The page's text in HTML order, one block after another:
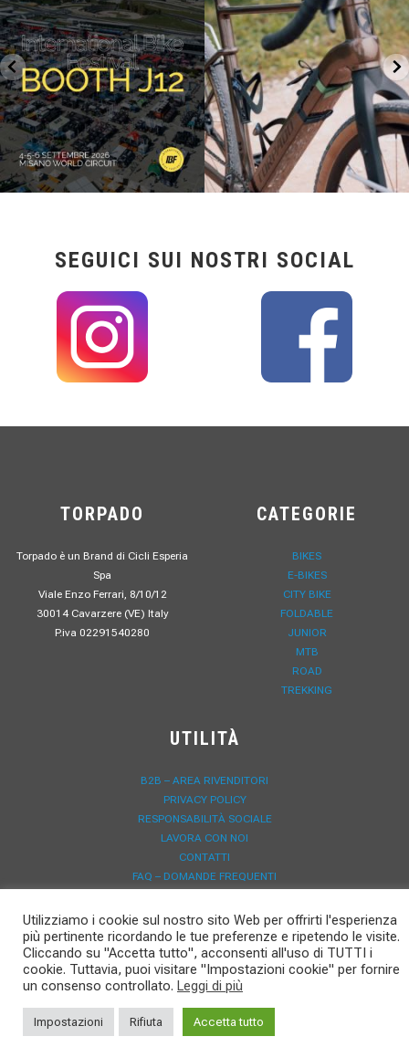
8 0
26 0
SEGUICI SUI NOSTRI SOCIAL
TORPADO
Torpado è un Brand di Cicli Esperia
Spa
Viale Enzo Ferrari, 8/10/12
30014 Cavarzere (VE) Italy
P.iva 02291540280
CATEGORIE
BIKES
E-BIKES
CITY BIKE
FOLDABLE
JUNIOR
MTB
ROAD
TREKKING
UTILITÀ
B2B – AREA RIVENDITORI
PRIVACY POLICY
RESPONSABILITÀ SOCIALE
LAVORA CON NOI
CONTATTI
FAQ – DOMANDE FREQUENTI
NEWS
REGISTRAZIONE GARANZIA
Utilizziamo i cookie sul nostro sito Web per offrirti l'esperienza
più pertinente ricordando le tue preferenze e ripetendo le visite.
Cliccando su "Accetta tutto", acconsenti all'uso di TUTTI i
cookie. Tuttavia, puoi visitare "Impostazioni cookie" per fornire
un consenso controllato. Leggi di più
Impostazioni Rifiuta Accetta tutto